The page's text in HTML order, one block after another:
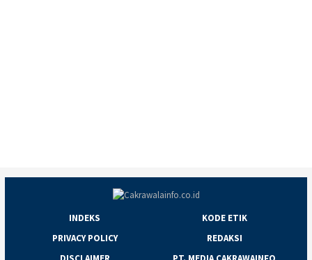
INDEKS
KODE ETIK
PRIVACY POLICY
REDAKSI